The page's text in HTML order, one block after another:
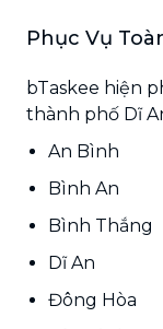
Phục Vụ
bTaskee hiện
thành phố Dĩ
An Bình
Bình An
Bình Thắng
Dĩ An
Đông Hòa